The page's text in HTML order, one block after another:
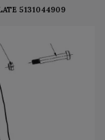
5131044909